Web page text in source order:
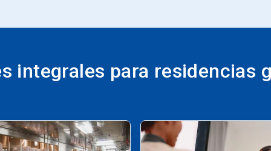
integrales para residencias